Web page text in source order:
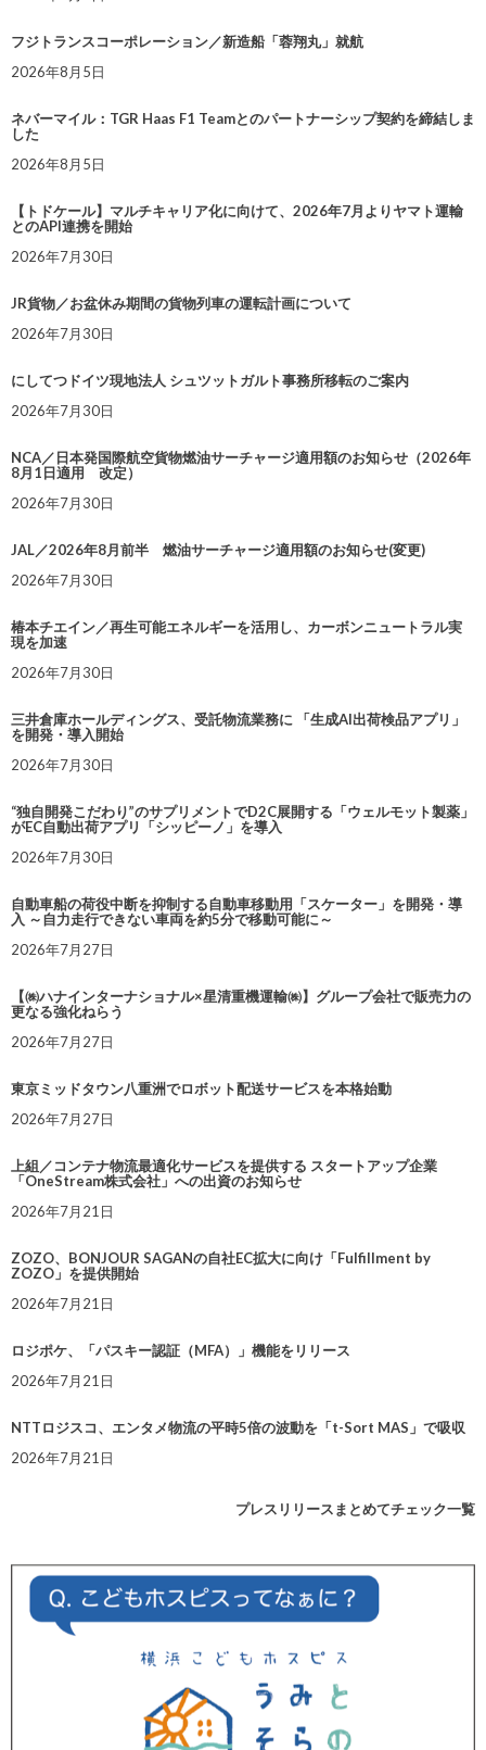
フジトランスコーポレーション／新造船「蓉翔丸」就航
2026年8月5日
ネバーマイル：TGR Haas F1 Teamとのパートナーシップ契約を締結しま
した
2026年8月5日
【トドケール】マルチキャリア化に向けて、2026年7月よりヤマト運輸
とのAPI連携を開始
2026年7月30日
JR貨物／お盆休み期間の貨物列車の運転計画について
2026年7月30日
にしてつドイツ現地法人 シュツットガルト事務所移転のご案内
2026年7月30日
NCA／日本発国際航空貨物燃油サーチャージ適用額のお知らせ（2026年
8月1日適用 改定）
2026年7月30日
JAL／2026年8月前半 燃油サーチャージ適用額のお知らせ(変更)
2026年7月30日
椿本チエイン／再生可能エネルギーを活用し、カーボンニュートラル実
現を加速
2026年7月30日
三井倉庫ホールディングス、受託物流業務に 「生成AI出荷検品アプリ」
を開発・導入開始
2026年7月30日
“独自開発こだわり”のサプリメントでD2C展開する「ウェルモット製薬」
がEC自動出荷アプリ「シッピーノ」を導入
2026年7月30日
自動車船の荷役中断を抑制する自動車移動用「スケーター」を開発・導
入 ～自力走行できない車両を約5分で移動可能に～
2026年7月27日
【㈱ハナインターナショナル×星清重機運輸㈱】グループ会社で販売力の
更なる強化ねらう
2026年7月27日
東京ミッドタウン八重洲でロボット配送サービスを本格始動
2026年7月27日
上組／コンテナ物流最適化サービスを提供する スタートアップ企業
「OneStream株式会社」への出資のお知らせ
2026年7月21日
ZOZO、BONJOUR SAGANの自社EC拡大に向け「Fulfillment by
ZOZO」を提供開始
2026年7月21日
ロジポケ、「パスキー認証（MFA）」機能をリリース
2026年7月21日
NTTロジスコ、エンタメ物流の平時5倍の波動を「t-Sort MAS」で吸収
2026年7月21日
プレスリリースまとめてチェック一覧